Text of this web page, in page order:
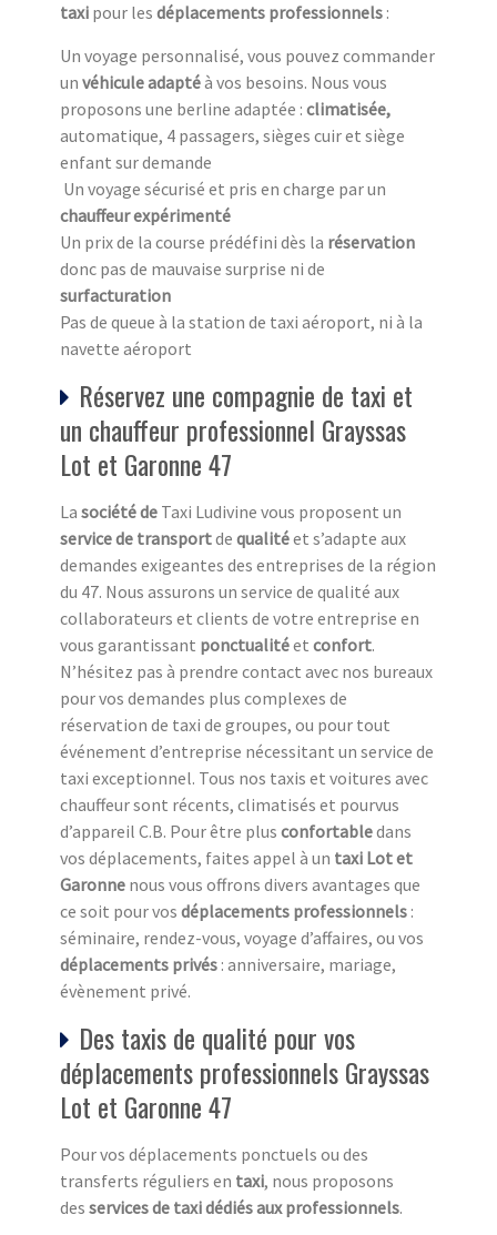
taxi pour les déplacements professionnels :
Un voyage personnalisé, vous pouvez commander
un véhicule adaptéà vos besoins. Nous vous
proposons une berline adaptée : climatisée,
automatique, 4 passagers, sièges cuir et siège
enfant sur demande
Un voyage sécurisé et pris en charge par un
chauffeur expérimenté
Un prix de la course prédéfini dès la réservation
donc pas de mauvaise surprise ni de
surfacturation
Pas de queue à la station de taxi aéroport, ni à la
navette aéroport
Réservez une compagnie de taxi et
un chauffeur professionnel Grayssas
Lot et Garonne 47
La société de Taxi Ludivine vous proposent un
service de transportde qualitéet s’adapte aux
demandes exigeantes des entreprises de la région
du 47. Nous assurons un service de qualité aux
collaborateurs et clients de votre entreprise en
vous garantissant ponctualitéet confort.
N’hésitez pas à prendre contact avec nos bureaux
pour vos demandes plus complexes de
réservation de taxi de groupes, ou pour tout
événement d’entreprise nécessitant un service de
taxi exceptionnel. Tous nos taxis et voitures avec
chauffeur sont récents, climatisés et pourvus
d’appareil C.B. Pour être plus confortabledans
vos déplacements, faites appel à un taxi Lot et
Garonne nous vous offrons divers avantages que
ce soit pour vos déplacements professionnels :
séminaire, rendez-vous, voyage d’affaires, ou vos
déplacements privés : anniversaire, mariage,
évènement privé.
Des taxis de qualité pour vos
déplacements professionnels Grayssas
Lot et Garonne 47
Pour vos déplacements ponctuels ou des
transferts réguliers en taxi, nous proposons
des services de taxi dédiés aux professionnels.